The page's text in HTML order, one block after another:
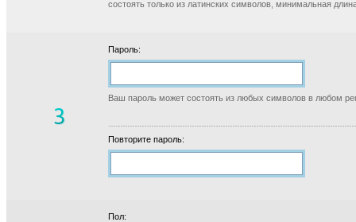
состоять только из латинских символов, минимальная
Пароль:
Ваш пароль может состоять из любых символов в любом
Повторите пароль:
Пол: